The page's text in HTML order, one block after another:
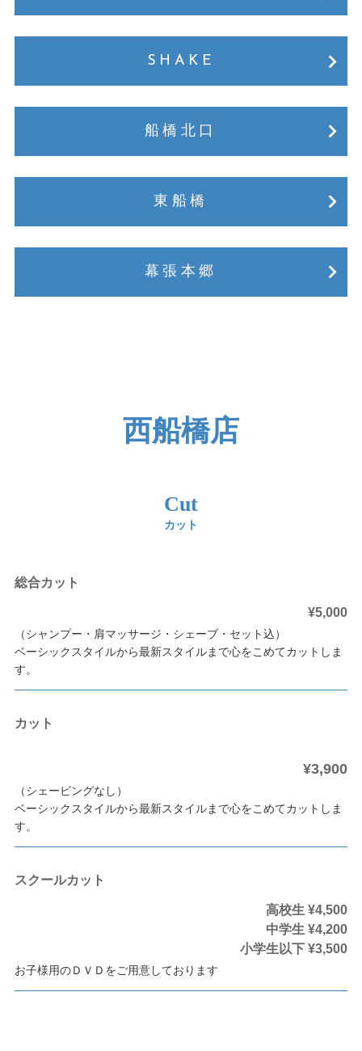
SHAKE
船橋北口
東船橋
幕張本郷
西船橋店
Cut
カット
総合カット
¥5,000
（シャンプー・肩マッサージ・シェーブ・セット込）
ベーシックスタイルから最新スタイルまで心をこめてカットしま
す。
カット
¥3,900
（シェービングなし）
ベーシックスタイルから最新スタイルまで心をこめてカットしま
す。
スクールカット
高校生 ¥4,500
中学生 ¥4,200
小学生以下 ¥3,500
お子様用のＤＶＤをご用意しております